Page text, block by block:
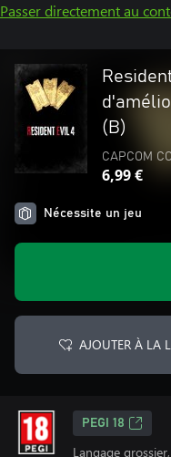
Passer directement au
(B)
CAPCOM
6,99 €
Nécessite un jeu
AJOUTER À LA
PEGI 18
Langage